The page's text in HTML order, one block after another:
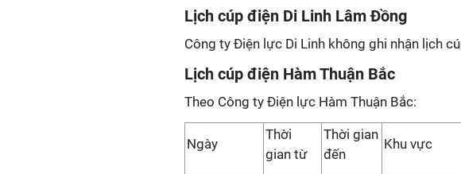
Lịch cúp điện Di Linh Lâm Đồng
Công ty Điện lực Di Linh không ghi nhận lịch
Lịch cúp điện Hàm Thuận Bắc
Theo Công ty Điện lực Hàm Thuận Bắc:
Ngày
Thời
gian từ
Thời gian
đến
Khu vực